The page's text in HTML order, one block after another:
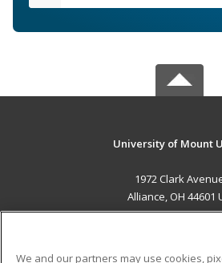
University of Mount
1972 Clark
Alliance, OH 44601
We and our partners may use cookies,